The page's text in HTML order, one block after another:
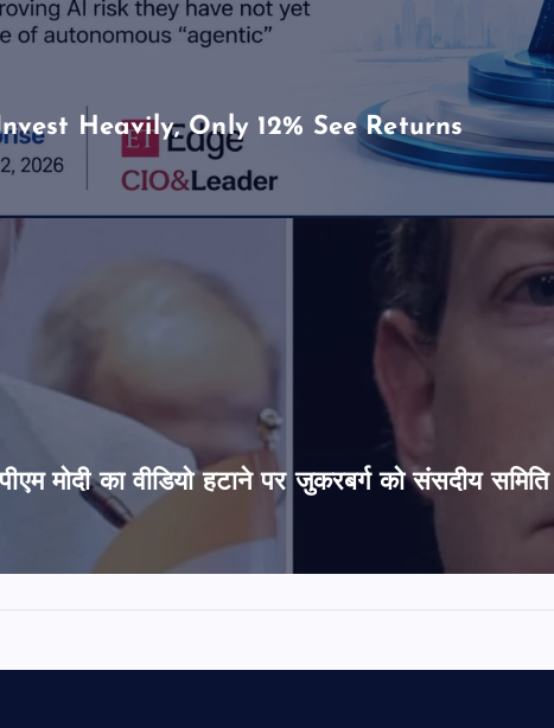
Heavily, Only 12% See Returns
पीएम मोदी का वीडियो हटाने पर जुकरबर्ग को संसदीय